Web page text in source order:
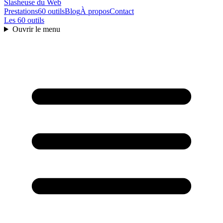
Slasheuse du Web
Prestations60 outilsBlogÀ proposContact
Les 60 outils
Ouvrir le menu